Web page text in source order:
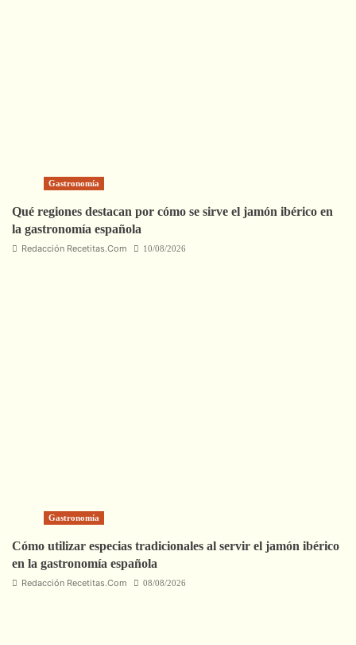
Gastronomía
Qué regiones destacan por cómo se sirve el jamón ibérico en
la gastronomía española
Redacción Recetitas.Com 10/08/2026
Gastronomía
Cómo utilizar especias tradicionales al servir el jamón ibérico
en la gastronomía española
Redacción Recetitas.Com 08/08/2026